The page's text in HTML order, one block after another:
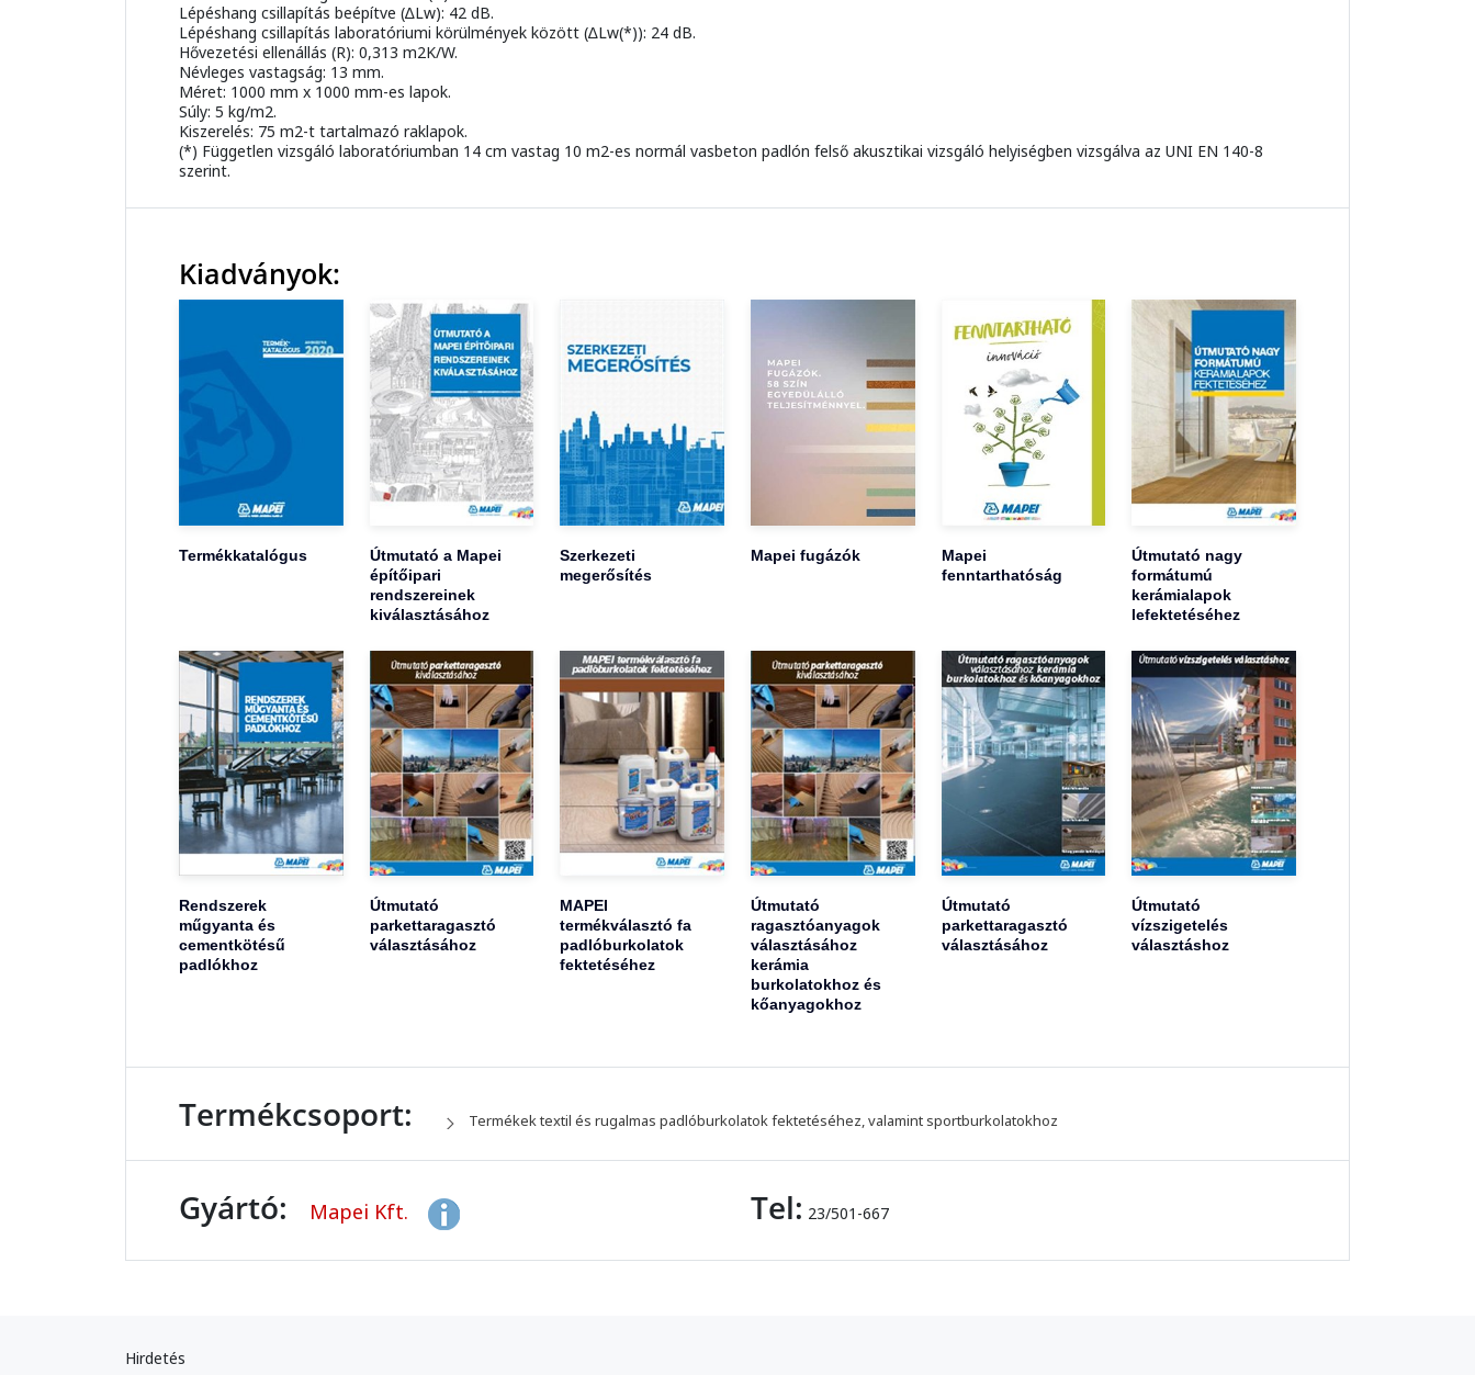
Lépéshang csillapítás beépítve (∆Lw): 42 dB.
Lépéshang csillapítás laboratóriumi körülmények között (∆Lw(*)): 24 dB.
Hővezetési ellenállás (R): 0,313 m2K/W.
Névleges vastagság: 13 mm.
Méret: 1000 mm x 1000 mm-es lapok.
Súly: 5 kg/m2.
Kiszerelés: 75 m2-t tartalmazó raklapok.
(*) Független vizsgáló laboratóriumban 14 cm vastag 10 m2-es normál vasbeton padlón felső akusztikai vizsgáló helyiségben vizsgálva az UNI EN 140-8
szerint.
Kiadványok:
Termékkatalógus
Útmutató a Mapei
építőipari
rendszereinek
kiválasztásához
Szerkezeti
megerősítés
Mapei fugázók
Mapei
fenntarthatóság
Útmutató nagy
formátumú
kerámialapok
lefektetéséhez
Rendszerek
műgyanta és
cementkötésű
padlókhoz
Útmutató
parkettaragasztó
választásához
MAPEI
termékválasztó fa
padlóburkolatok
fektetéséhez
Útmutató
ragasztóanyagok
választásához
kerámia
burkolatokhoz és
kőanyagokhoz
Útmutató
parkettaragasztó
választásához
Útmutató
vízszigetelés
választáshoz
Termékcsoport: Termékek textil és rugalmas padlóburkolatok fektetéséhez, valamint sportburkolatokhoz
Gyártó: Mapei Kft. Tel: 23/501-667
Hirdetés